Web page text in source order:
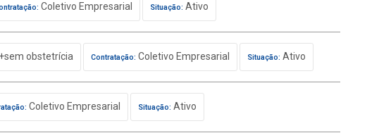
Coletivo Empresarial Situação: Ativo
obstetrícia Contratação: Coletivo Empresarial Situação: Ativo
Coletivo Empresarial Situação: Ativo